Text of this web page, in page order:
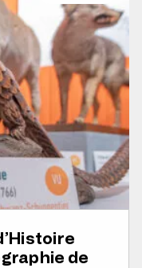
de